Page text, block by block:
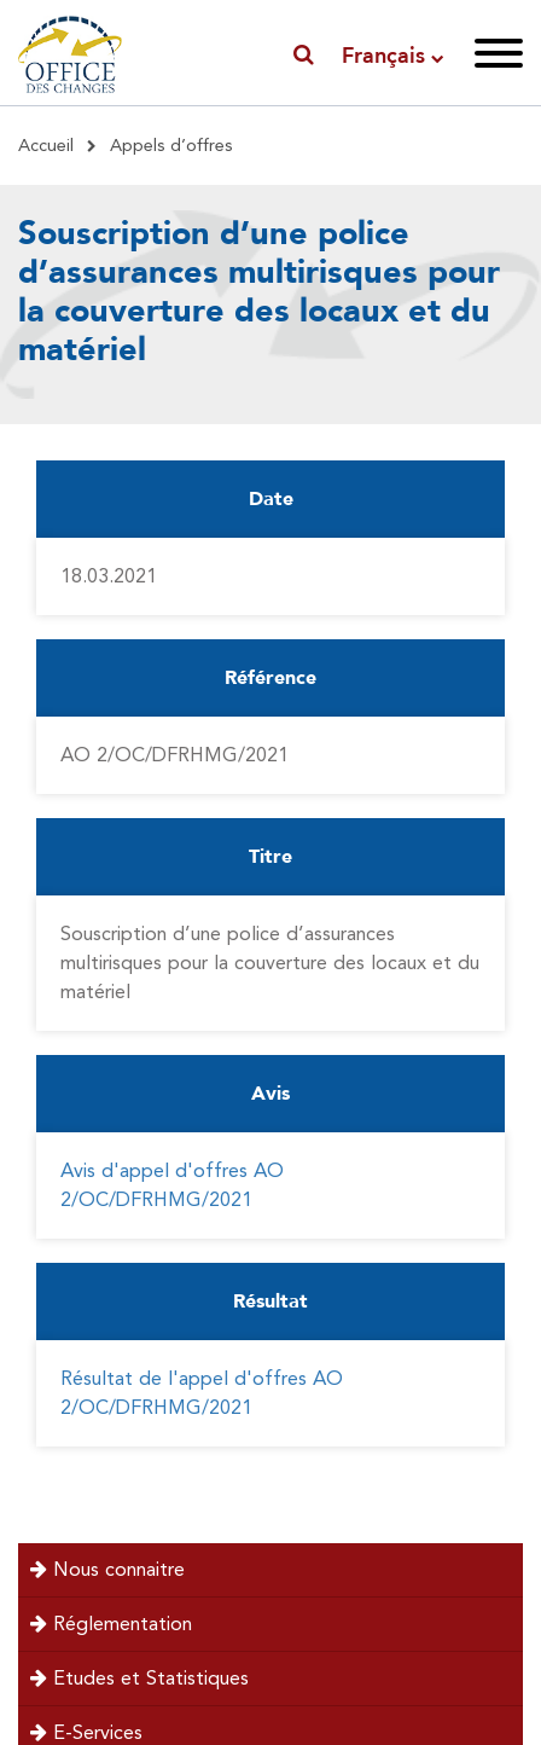
Français
Fil
Accueil Appels d’offres
Souscription d’une police
d’assurances multirisques pour
la couverture des locaux et du
matériel
menu
left Nous connaitre
Réglementation
Etudes et Statistiques
E-Services
Date
18.03.2021
Référence
AO 2/OC/DFRHMG/2021
Titre
Souscription d’une police d’assurances
multirisques pour la couverture des locaux et du
matériel
Avis
Avis d'appel d'offres AO
2/OC/DFRHMG/2021
Résultat
Résultat de l'appel d'offres AO
2/OC/DFRHMG/2021